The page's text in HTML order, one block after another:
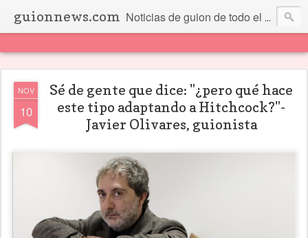
guionnews.com Noticias de guion de todo el mundo... Y más.
NOV
10
Sé de gente que dice: "¿pero qué hace
este tipo adaptando a Hitchcock?"-
Javier Olivares, guionista